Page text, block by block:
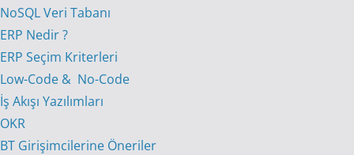
NoSQL Veri Tabanı
ERP Nedir ?
ERP Seçim Kriterleri
Low-Code & No-Code
İş Akışı Yazılımları
OKR
BT Girişimcilerine Öneriler